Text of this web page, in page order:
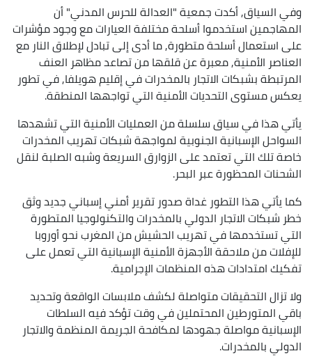
وفي السياق, أكدت جمعية "العدالة للحرس المدني" أن
المهاجمين استخدموا أسلحة مختلفة العيارات مع وجود مؤشرات
على استعمال أسلحة متطورة, ما أدى إلى تبادل لإطلاق النار مع
العناصر الأمنية, معبرة عن قلقها من تصاعد مظاهر العنف
المرتبطة بشبكات الاتجار بالمخدرات في إقليم هويلفا, في تطور
يعكس مستوى التحديات الأمنية التي تواجهها المنطقة.
يأتي هذا في سياق سلسلة من العمليات الأمنية التي تشهدها
السواحل الإسبانية الجنوبية لمواجهة شبكات تهريب المخدرات
خاصة تلك التي تعتمد على الزوارق السريعة وشبه الصلبة لنقل
الشحنات المحظورة عبر البحر.
كما يأتي هذا التطور غداة صدور تقرير أمني إسباني جديد وثق
خطر شبكات الاتجار الدولي بالمخدرات والتكنولوجيا المتطورة
التي تستخدمها في تهريب الحشيش من المغرب نحو أوروبا
للإفلات من ملاحقة الأجهزة الأمنية الإسبانية التي تعمل على
تفكيك امتدادات هذه المنظمات الإجرامية.
ولا تزال التحقيقات متواصلة لكشف ملابسات الواقعة وتحديد
باقي المتورطين المحتملين في وقت تؤكد فيه السلطات
الإسبانية مواصلة جهودها لمكافحة الجريمة المنظمة والاتجار
الدولي بالمخدرات.